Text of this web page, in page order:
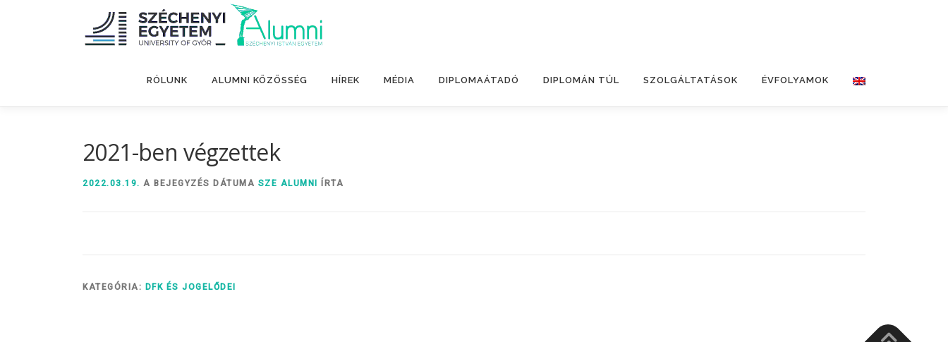
RÓLUNK ALUMNI KÖZÖSSÉG HÍREK MÉDIA DIPLOMAÁTADÓ DIPLOMÁN TÚL SZOLGÁLTATÁSOK ÉVFOLYAMOK
2021-ben végzettek
2022.03.19. A BEJEGYZÉS DÁTUMA SZE ALUMNI ÍRTA
KATEGÓRIA: DFK ÉS JOGELŐDEI